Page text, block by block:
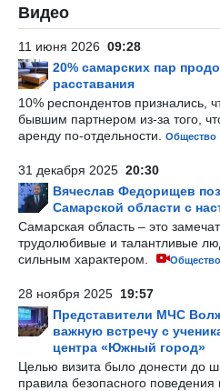
Видео
11 июня 2026 09:28
20% самарских пар
расставания
10% респондентов признались,
бывшим партнером из-за того,
аренду по-отдельности.
Общество
31 декабря 2025 20:30
Вячеслав Федорищев
Самарской области с
Самарская область – это
трудолюбивые и талантливые
сильным характером.
Общество
28 ноября 2025 19:57
Представители МЧС
важную встречу с
центра «Южный город»
Целью визита было донести до
правила безопасного